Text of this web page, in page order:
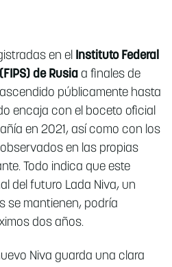
en el Instituto Federal
de Rusia a finales de
públicamente hasta
encaja con el boceto oficial
en 2021, así como con los
en las propias
Todo indica que este
del futuro Lada Niva, un
se mantienen, podría
dos años.
Niva guarda una clara